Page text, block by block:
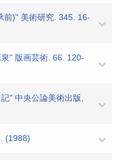
前)" 美術研究. 345. 16-
" 版画芸術. 66. 120-
" 中央公論美術出版,
(1988)